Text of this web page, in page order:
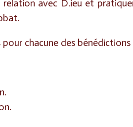
avec D.ieu et
chacune des bénédictions